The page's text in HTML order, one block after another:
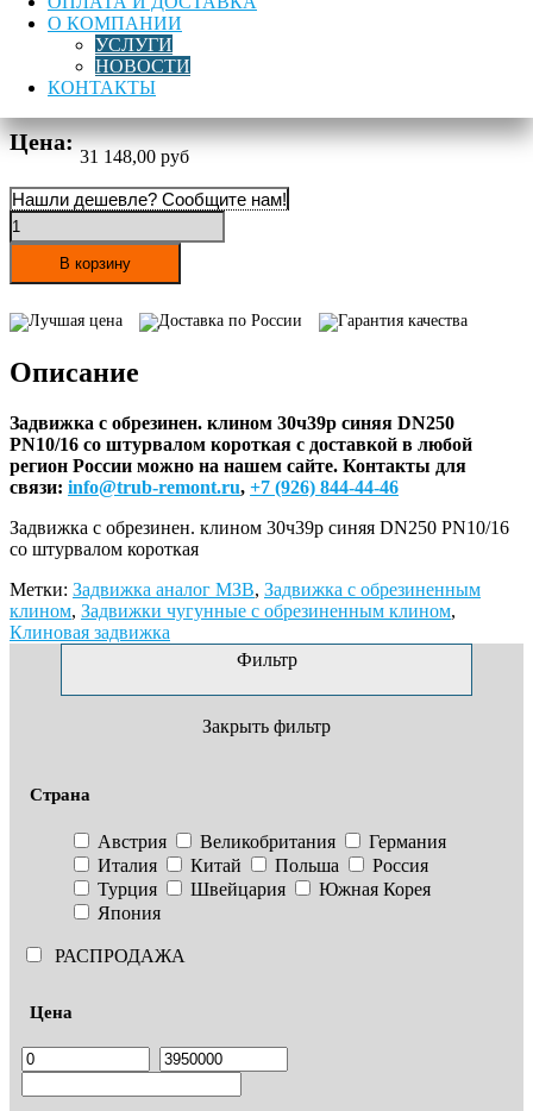
О КОМПАНИИ
УСЛУГИ
НОВОСТИ
КОНТАКТЫ
Область применения
Цена:
31 148,00 руб
Нашли дешевле? Сообщите нам!
Количество
товара
Задвижка
с
клином
синяя
PN10/16
со
штурвалом
короткая
В корзину
Лучшая цена Доставка по России Гарантия качества
Описание
Задвижка с обрезинен. клином 30ч39р синяя DN250
PN10/16 со штурвалом короткая с доставкой в любой
регион России можно на нашем сайте. Контакты для
связи: info@trub-remont.ru, +7 (926) 844-44-46
Задвижка с обрезинен. клином 30ч39р синяя DN250 PN10/16
со штурвалом короткая
Метки: Задвижка аналог МЗВ, Задвижка с обрезиненным
клином, Задвижки чугунные с обрезиненным клином,
Клиновая задвижка
Фильтр
Закрыть фильтр
Страна
Австрия Великобритания
Германия
Италия
Китай Польша
Россия
Турция
Швейцария
Южная Корея
Япония
РАСПРОДАЖА
Цена